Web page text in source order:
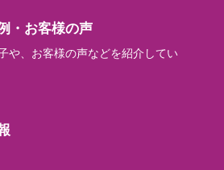
・お客様の声
や、お客様の声などを紹介してい